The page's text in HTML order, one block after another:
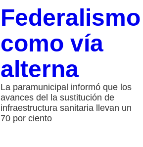
Federalismo
como vía
alterna
La paramunicipal informó que los
avances del la sustitución de
infraestructura sanitaria llevan un
70 por ciento